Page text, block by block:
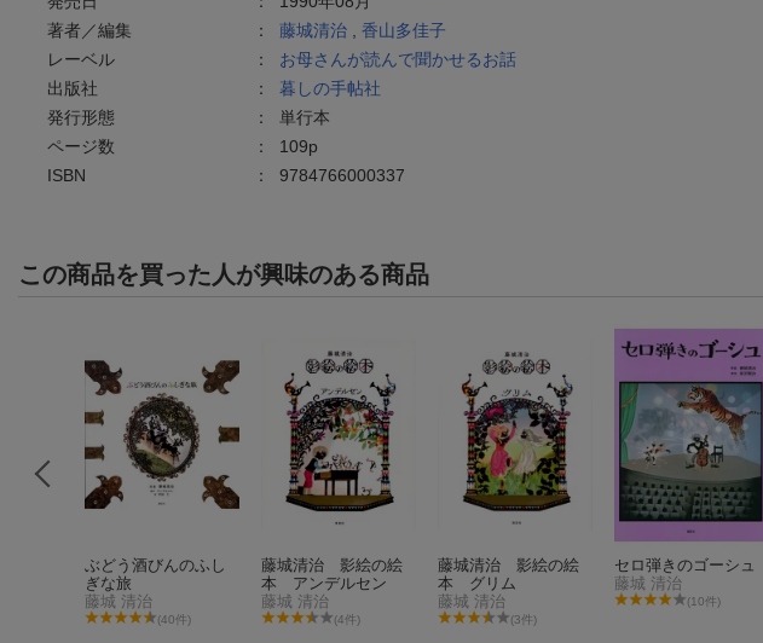
著者／編集
： 藤城清治
香山多佳子
レーベル
： お母さんが読んで聞かせるお話
出版社
： 暮しの手帖社
発行形態
： 単行本
ページ数
： 109p
ISBN
： 9784766000337
この商品を買った人が興味のある商品
ぶどう酒びんのふし
ぎな旅
藤城 清治
(40件)
藤城清治 影絵の絵
本 アンデルセン
藤城 清治
(4件)
藤城清治 影絵の絵
本 グリム
藤城 清治
(3件)
セロ弾きのゴーシュ
藤城 清治
(10件)